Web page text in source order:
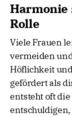
Harmonie
Rolle
Viele Frauen
vermeiden
Höflichkeit
gefördert als
entsteht oft